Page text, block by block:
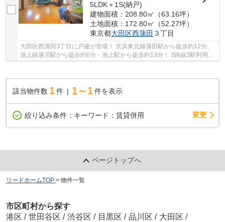
5LDK＋1S(納戸)
建物面積：208.80㎡（63.16坪）
土地面積：172.80㎡（52.27坪）
東京都大田区西蒲田 ３丁目
大田区西蒲田3丁目に戸建が登場！ 京浜東北線蒲田駅から徒歩約12分、
池上線蓮沼駅から徒歩約6分・池上駅から徒歩約13分！ 3路線3駅利用可
該当物件数 1件 1～1 件を表示
絞り込み条件： キーワード：賃貸併用 変更
ページトップへ
リードホームTOP > 物件一覧
市区町村から探す
港区 / 世田谷区 / 渋谷区 / 目黒区 / 品川区 / 大田区 /